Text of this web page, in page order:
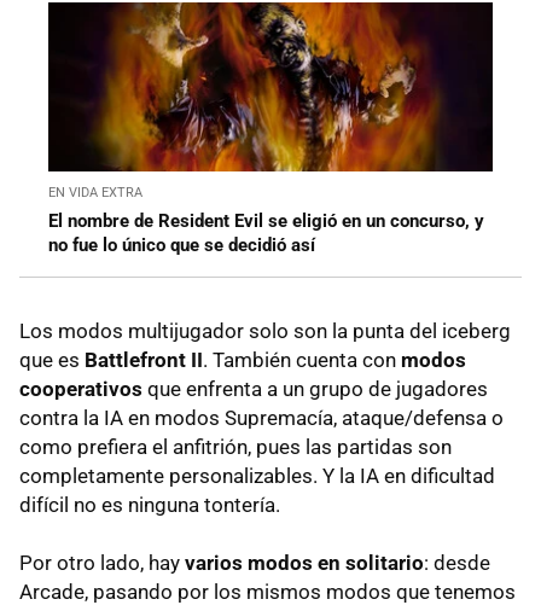
EN VIDA EXTRA
El nombre de Resident Evil se eligió en un concurso, y
no fue lo único que se decidió así
Los modos multijugador solo son la punta del iceberg
que es Battlefront II. También cuenta con modos
cooperativos que enfrenta a un grupo de jugadores
contra la IA en modos Supremacía, ataque/defensa o
como prefiera el anfitrión, pues las partidas son
completamente personalizables. Y la IA en dificultad
difícil no es ninguna tontería.
Por otro lado, hay varios modos en solitario: desde
Arcade, pasando por los mismos modos que tenemos